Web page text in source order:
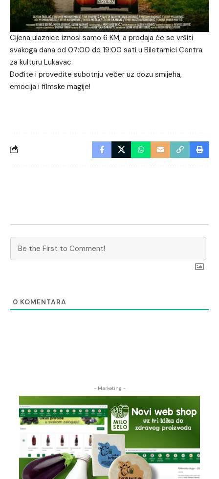
Cijena ulaznice iznosi samo 6 KM, a prodaja će se vršiti
svakoga dana od 07:00 do 19:00 sati u Biletarnici Centra
za kulturu Lukavac.
Dođite i provedite subotnju večer uz dozu smijeha,
emocija i filmske magije!
0 KOMENTARA
- Marketing -